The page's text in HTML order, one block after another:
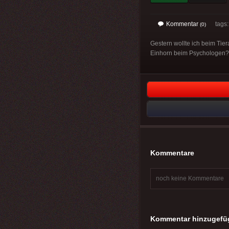
Kommentar (0)
Gestern wollte ich beim
Einhorn beim Psychologen?
Kommentare
noch keine Kommentare
Kommentar